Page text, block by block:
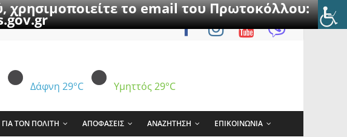
χρησιμοποιείτε το email του Πρωτοκόλλου:
Δάφνη 29°C Υμηττός 29°C
ΓΙΑ ΤΟΝ ΠΟΛΙΤΗ ΑΠΟΦΑΣΕΙΣ ΑΝΑΖΗΤΗΣΗ ΕΠΙΚΟΙΝΩΝΙΑ